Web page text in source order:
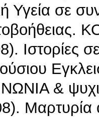
Υγεία σε
Ιστορίες
&